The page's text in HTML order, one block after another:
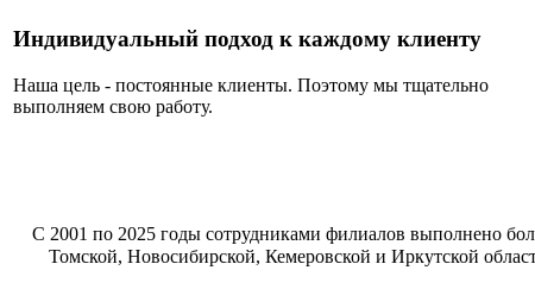
Индивидуальный подход к каждому клиенту
Наша цель - постоянные клиенты. Поэтому мы тщательно
выполняем свою работу.
С 2001 по 2025 годы сотрудниками филиалов выполнено
Томской, Новосибирской, Кемеровской и Иркутской